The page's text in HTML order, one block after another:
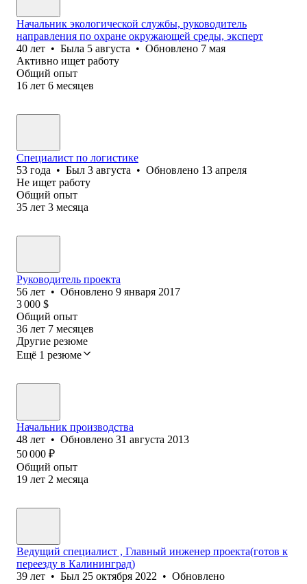
Начальник экологической службы, руководитель
направления по охране окружающей среды, эксперт
40 лет • Была 5 августа • Обновлено 7 мая
Активно ищет работу
Общий опыт
16 лет 6 месяцев
Специалист по логистике
53 года • Был 3 августа • Обновлено 13 апреля
Не ищет работу
Общий опыт
35 лет 3 месяца
Руководитель проекта
56 лет • Обновлено 9 января 2017
3 000 $
Общий опыт
36 лет 7 месяцев
Другие резюме
Ещё 1 резюме
Начальник производства
48 лет • Обновлено 31 августа 2013
50 000 ₽
Общий опыт
19 лет 2 месяца
Ведущий специалист , Главный инженер проекта(готов к
переезду в Калининград)
39 лет • Был 25 октября 2022 • Обновлено